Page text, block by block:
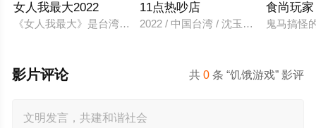
女人我最大2022
《女人我最大》是台湾一个女性类的电视娱乐节目，讨论各种
11点热吵店
2022 / 中国台湾 / 沈玉琳,殷悦
食尚玩家
鬼马搞怪
共0 条 “饥饿游戏” 影评
影片评论